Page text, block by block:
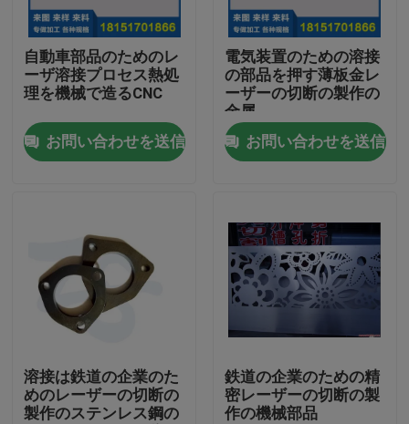
私達について
工場旅行
品質管理
ニュース
場合
アルミピザパン
自動車部品のためのレ
ーザ溶接プロセス熱処
理を機械で造るCNC
お問い合わせを送信
電気装置のための溶接
の部品を押す薄板金レ
ーザーの切断の製作の
金属
お問い合わせを送信
溶接は鉄道の企業のた
めのレーザーの切断の
製作のステンレス鋼の
鉄道の企業のための精
密レーザーの切断の製
作の機械部品